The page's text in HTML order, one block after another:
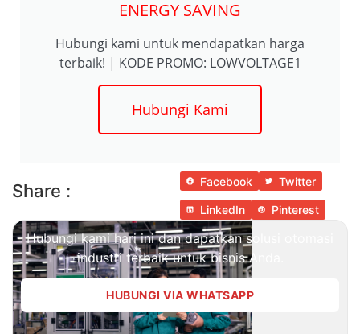
ENERGY SAVING
Hubungi kami untuk mendapatkan harga
terbaik! | KODE PROMO: LOWVOLTAGE1
Hubungi Kami
Share : Facebook Twitter
LinkedIn Pinterest
Hubungi kami hari ini dan dapatkan solusi otomasi
industri terbaik untuk bisnis Anda.
HUBUNGI VIA WHATSAPP